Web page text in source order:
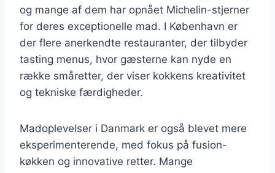
og mange af dem har opnået Michelin-stjerner
for deres exceptionelle mad. I København er
der flere anerkendte restauranter, der tilbyder
tasting menus, hvor gæsterne kan nyde en
række småretter, der viser kokkens kreativitet
og tekniske færdigheder.
Madoplevelser i Danmark er også blevet mere
eksperimenterende, med fokus på fusion-
køkken og innovative retter. Mange